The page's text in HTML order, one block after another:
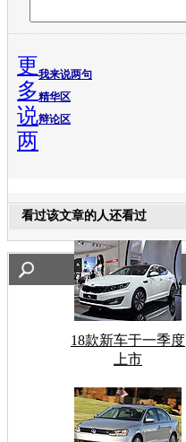
我来说两句
精华区
辩论区
更
多
说
两
看过该文章的人还看过
18款新车于一季度
上市